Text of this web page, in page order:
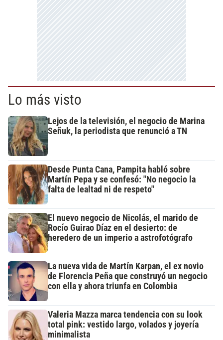
Lo más visto
Lejos de la televisión, el negocio de Marina
Señuk, la periodista que renunció a TN
Desde Punta Cana, Pampita habló sobre
Martín Pepa y se confesó: "No negocio la
falta de lealtad ni de respeto"
El nuevo negocio de Nicolás, el marido de
Rocío Guirao Díaz en el desierto: de
heredero de un imperio a astrofotógrafo
La nueva vida de Martín Karpan, el ex novio
de Florencia Peña que construyó un negocio
con ella y ahora triunfa en Colombia
Valeria Mazza marca tendencia con su look
total pink: vestido largo, volados y joyería
minimalista